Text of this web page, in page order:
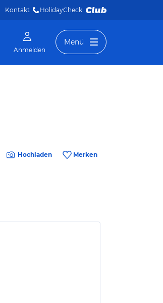
Kontakt HolidayCheck
Anmelden
Menü
Hochladen Merken